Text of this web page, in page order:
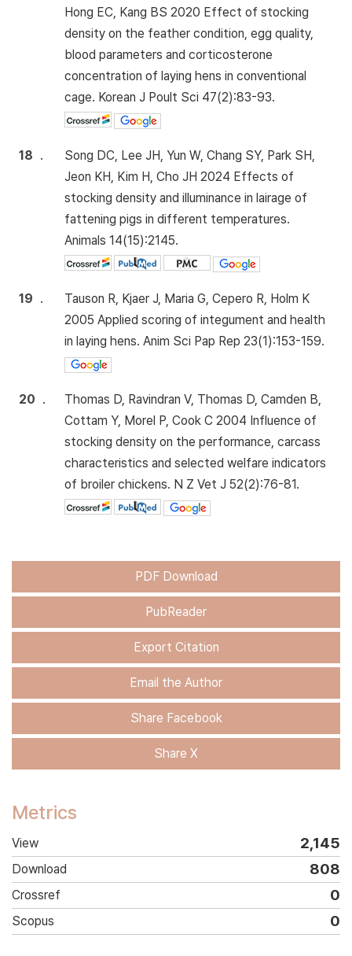
Hong EC, Kang BS 2020 Effect of stocking
density on the feather condition, egg quality,
blood parameters and corticosterone
concentration of laying hens in conventional
cage. Korean J Poult Sci 47(2):83-93.
18 .
Song DC, Lee JH, Yun W, Chang SY, Park SH,
Jeon KH, Kim H, Cho JH 2024 Effects of
stocking density and illuminance in lairage of
fattening pigs in different temperatures.
Animals 14(15):2145.
19 .
Tauson R, Kjaer J, Maria G, Cepero R, Holm K
2005 Applied scoring of integument and health
in laying hens. Anim Sci Pap Rep 23(1):153-159.
20 .
Thomas D, Ravindran V, Thomas D, Camden B,
Cottam Y, Morel P, Cook C 2004 Influence of
stocking density on the performance, carcass
characteristics and selected welfare indicators
of broiler chickens. N Z Vet J 52(2):76-81.
PDF Download
PubReader
Export Citation
Email the Author
Share Facebook
Share X
Metrics
View 2,145
Download 808
Crossref 0
Scopus 0